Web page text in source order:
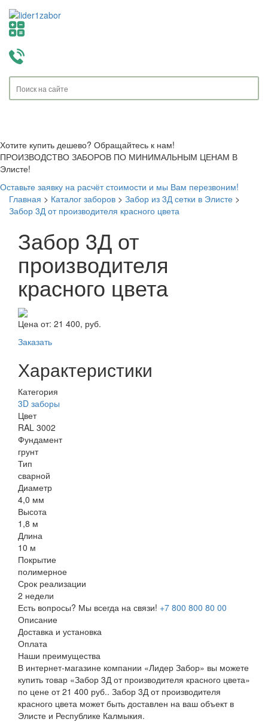
Хотите купить дешево? Обращайтесь к нам!
ПРОИЗВОДСТВО ЗАБОРОВ ПО МИНИМАЛЬНЫМ ЦЕНАМ В
Элисте!
Оставьте заявку на расчёт стоимости и мы Вам перезвоним!
Главная > Каталог заборов > Забор из 3Д сетки в Элисте >
Забор 3Д от производителя красного цвета
Забор 3Д от
производителя
красного цвета
Цена от: 21 400, руб.
Заказать
Характеристики
Категория
3D заборы
Цвет
RAL 3002
Фундамент
грунт
Тип
сварной
Диаметр
4,0 мм
Высота
1,8 м
Длина
10 м
Покрытие
полимерное
Срок реализации
2 недели
Есть вопросы? Мы всегда на связи! +7 800 800 80 00
Описание
Доставка и установка
Оплата
Наши преимущества
В интернет-магазине компании «Лидер Забор» вы можете
купить товар «Забор 3Д от производителя красного цвета»
по цене от 21 400 руб.. Забор 3Д от производителя
красного цвета может быть доставлен на ваш объект в
Элисте и Республике Калмыкия.